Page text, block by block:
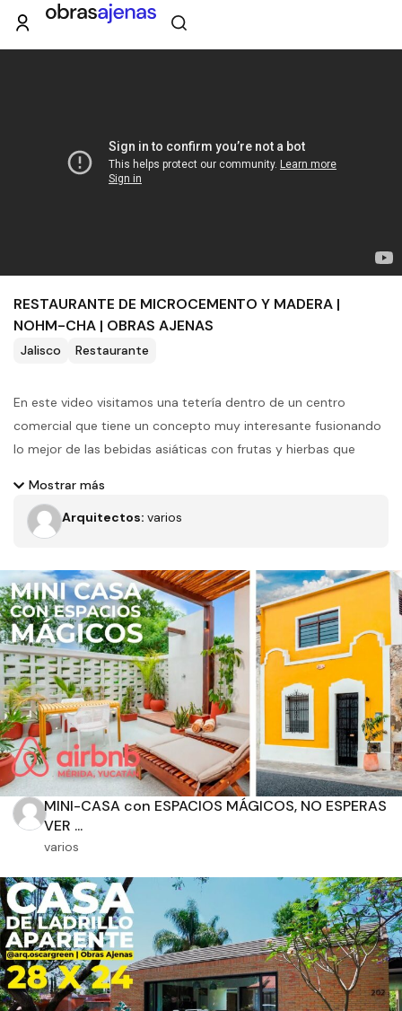
RESTAURANTE DE MICROCEMENTO Y MADERA |
NOHM-CHA | OBRAS AJENAS
Jalisco Restaurante
En este video visitamos una tetería dentro de un centro
comercial que tiene un concepto muy interesante fusionando
lo mejor de las bebidas asiáticas con frutas y hierbas que
Proyector realizado por: @klimaka.arquitectura
Mostrar más
Arquitectos: varios
MINI-CASA con ESPACIOS MÁGICOS, NO ESPERAS
VER ...
varios
Filtros
Tipo de obra Estado
Recamaras Baños
Dimensiones